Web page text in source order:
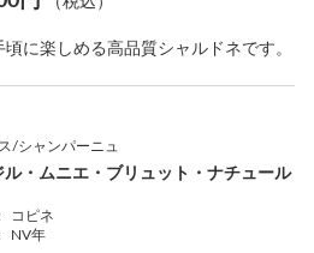
に楽しめる高品質シャルドネです。
/シャンパーニュ
ル・ムニエ・ブリュット・ナチュール
コピネ
NV年